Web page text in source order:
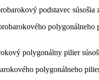
podstavec
polygonálneho
polygonálny pilier
polygonálneho